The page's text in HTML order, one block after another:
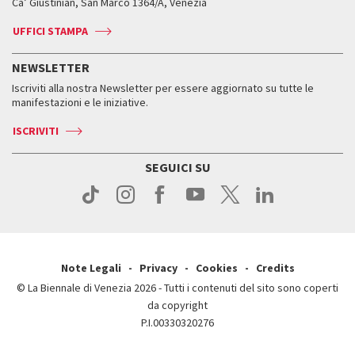
Press
Accrediti
Come raggiungerci
Biglietti
Accrediti
Come raggiungerci
Contatti
Press
Press
Leone d’argento
Edizioni passate
Orari e sedi
Biglietti
Servizi al pubblico
Come raggiungerci
Contatti
ASAC DATI
Storia
Orari e sedi
UFFICI STAMPA
NEWSLETTER
Iscriviti alla nostra Newsletter per essere aggiornato su tutte le
manifestazioni e le iniziative.
ISCRIVITI
SEGUICI SU
Note Legali Privacy Cookies
Credits
© La Biennale di Venezia 2026 - Tutti i contenuti del sito sono coperti
da copyright
P.I.00330320276